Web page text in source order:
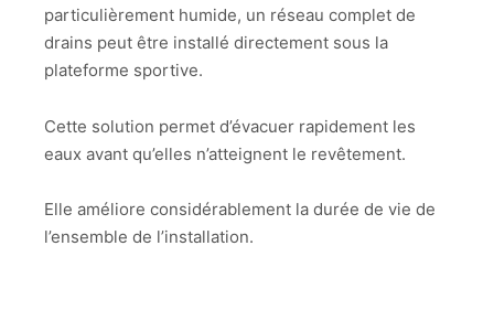
particulièrement humide, un réseau complet de
drains peut être installé directement sous la
plateforme sportive.
Cette solution permet d’évacuer rapidement les
eaux avant qu’elles n’atteignent le revêtement.
Elle améliore considérablement la durée de vie de
l’ensemble de l’installation.